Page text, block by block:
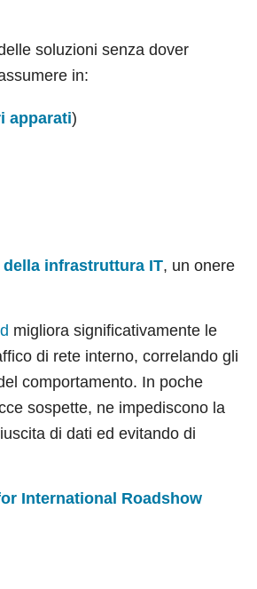
soluzioni senza dover
in:
apparati)
infrastruttura IT, un onere
migliora significativamente le
di rete interno, correlando gli
comportamento. In poche
sospette, ne impediscono la
di dati ed evitando di
International Roadshow